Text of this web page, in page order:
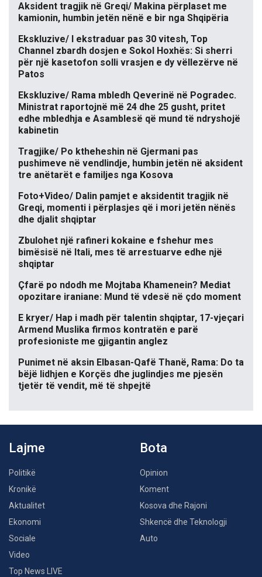
Aksident tragjik në Greqi/ Makina përplaset me
kamionin, humbin jetën nënë e bir nga Shqipëria
Ekskluzive/ I ekstraduar pas 30 vitesh, Top
Channel zbardh dosjen e Sokol Hoxhës: Si sherri
për një kasetofon solli vrasjen e dy vëllezërve në
Patos
Ekskluzive/ Rama mbledh Qeverinë në Pogradec.
Ministrat raportojnë më 24 dhe 25 gusht, pritet
edhe mbledhja e Asamblesë që mund të ndryshojë
kabinetin
Tragjike/ Po ktheheshin në Gjermani pas
pushimeve në vendlindje, humbin jetën në aksident
tre anëtarët e familjes nga Kosova
Foto+Video/ Dalin pamjet e aksidentit tragjik në
Greqi, momenti i përplasjes që i mori jetën nënës
dhe djalit shqiptar
Zbulohet një rafineri kokaine e fshehur mes
bimësisë në Itali, mes të arrestuarve edhe një
shqiptar
Çfarë po ndodh me Mojtaba Khamenein? Mediat
opozitare iraniane: Mund të vdesë në çdo moment
E kryer/ Hap i madh për talentin shqiptar, 17-vjeçari
Armend Muslika firmos kontratën e parë
profesioniste me gjigantin anglez
Punimet në aksin Elbasan-Qafë Thanë, Rama: Do ta
bëjë lidhjen e Korçës dhe juglindjes me pjesën
tjetër të vendit, më të shpejtë
Lajme
Politikë
Kronikë
Aktualitet
Ekonomi
Sociale
Video
Top News LIVE
Bota
Opinion
Koment
Kosova dhe Rajoni
Shkencë dhe Teknologji
Auto